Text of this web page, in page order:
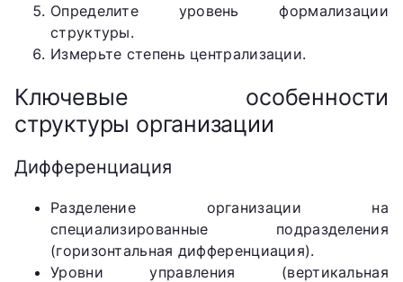
Определите уровень формализации
структуры.
Измерьте степень централизации.
Ключевые особенности
структуры организации
Дифференциация
Разделение организации на
специализированные подразделения
(горизонтальная дифференциация).
Уровни управления (вертикальная